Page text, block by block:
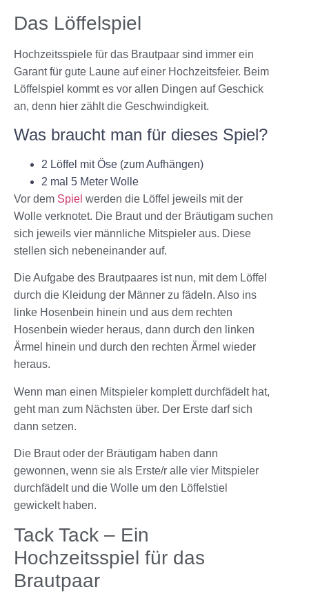
Das Löffelspiel
Hochzeitsspiele für das Brautpaar sind immer ein
Garant für gute Laune auf einer Hochzeitsfeier. Beim
Löffelspiel kommt es vor allen Dingen auf Geschick
an, denn hier zählt die Geschwindigkeit.
Was braucht man für dieses Spiel?
2 Löffel mit Öse (zum Aufhängen)
2 mal 5 Meter Wolle
Vor dem Spiel werden die Löffel jeweils mit der
Wolle verknotet. Die Braut und der Bräutigam suchen
sich jeweils vier männliche Mitspieler aus. Diese
stellen sich nebeneinander auf.
Die Aufgabe des Brautpaares ist nun, mit dem Löffel
durch die Kleidung der Männer zu fädeln. Also ins
linke Hosenbein hinein und aus dem rechten
Hosenbein wieder heraus, dann durch den linken
Ärmel hinein und durch den rechten Ärmel wieder
heraus.
Wenn man einen Mitspieler komplett durchfädelt hat,
geht man zum Nächsten über. Der Erste darf sich
dann setzen.
Die Braut oder der Bräutigam haben dann
gewonnen, wenn sie als Erste/r alle vier Mitspieler
durchfädelt und die Wolle um den Löffelstiel
gewickelt haben.
Tack Tack – Ein
Hochzeitsspiel für das
Brautpaar